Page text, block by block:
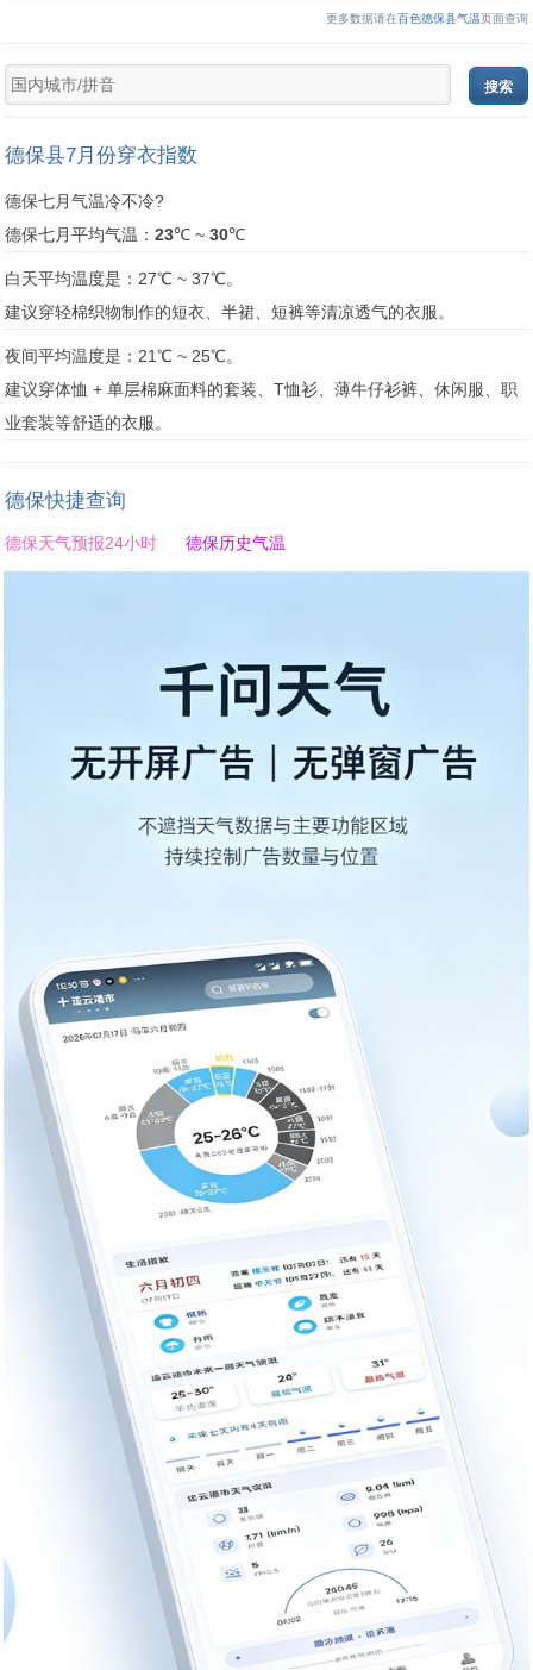
更多数据请在百色德保县气温页面查询
德保县7月份穿衣指数
德保七月气温冷不冷?
德保七月平均气温： 23℃ ~ 30℃
白天平均温度是：27℃ ~ 37℃。
建议穿轻棉织物制作的短衣、半裙、短裤等清凉透气的衣服。
夜间平均温度是：21℃ ~ 25℃。
建议穿体恤 + 单层棉麻面料的套装、T恤衫、薄牛仔衫裤、休闲服、职
业套装等舒适的衣服。
德保快捷查询
德保天气预报24小时 德保历史气温